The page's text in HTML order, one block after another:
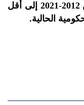
التزايد من 10.400 أسرة سنويا ما بين 2012-2021 إلى أقل